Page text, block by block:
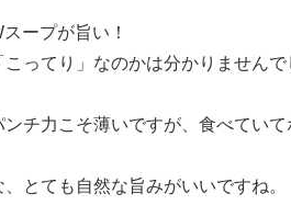
ープが旨い！
ってり」なのかは分かりません
チ力こそ薄いですが、食べてい
とても自然な旨みがいいですね。